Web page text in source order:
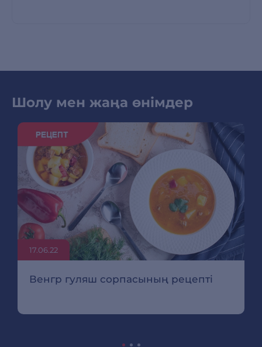
Шолу мен жаңа өнімдер
17.06.22
Венгр гуляш сорпасының рецепті